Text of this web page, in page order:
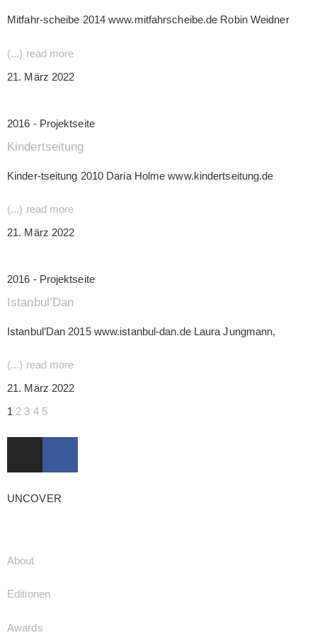
Mitfahr-scheibe 2014 www.mitfahrscheibe.de Robin Weidner
(...) read more
21. März 2022
2016 - Projektseite
Kindertseitung
Kinder-tseitung 2010 Daria Holme www.kindertseitung.de
(...) read more
21. März 2022
2016 - Projektseite
Istanbul’Dan
Istanbul’Dan 2015 www.istanbul-dan.de Laura Jungmann,
(...) read more
21. März 2022
1 2 3 4 5
UNCOVER
About
Editionen
Awards